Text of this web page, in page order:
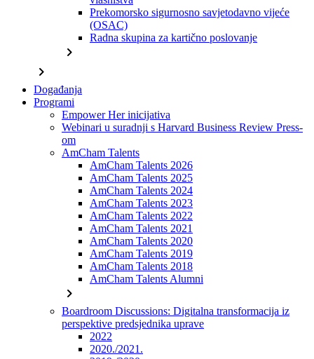
Prekomorsko sigurnosno savjetodavno vijeće
(OSAC)
Radna skupina za kartično poslovanje
chevron_right
chevron_right
Događanja
Programi
Empower Her inicijativa
Webinari u suradnji s Harvard Business Review Press-
om
AmCham Talents
AmCham Talents 2026
AmCham Talents 2025
AmCham Talents 2024
AmCham Talents 2023
AmCham Talents 2022
AmCham Talents 2021
AmCham Talents 2020
AmCham Talents 2019
AmCham Talents 2018
AmCham Talents Alumni
chevron_right
Boardroom Discussions: Digitalna transformacija iz
perspektive predsjednika uprave
2022
2020./2021.